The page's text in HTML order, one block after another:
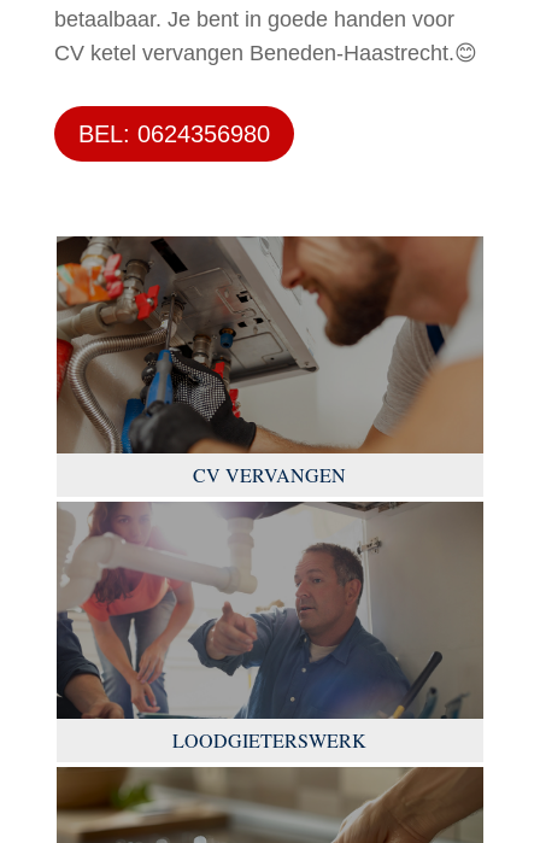
betaalbaar. Je bent in goede handen voor
CV ketel vervangen Beneden-Haastrecht.😊
BEL: 0624356980
CV VERVANGEN
LOODGIETERSWERK